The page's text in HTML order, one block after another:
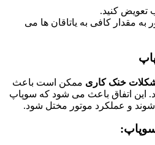
تعویض کنید.
مقدار کافی به یاتاقان ها می
خنک کاری ممکن است باعث
این اتفاق باعث می شود که سوپاپ
شوند و عملکرد موتور مختل شود.